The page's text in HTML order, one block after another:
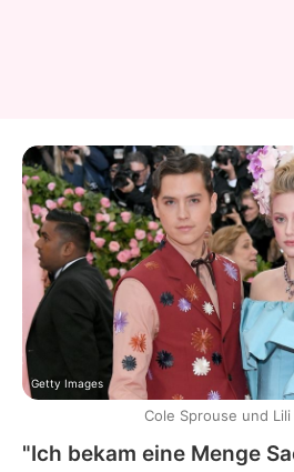
"Ich bekam eine Menge
Getty Images
Cole Sprouse und Lili